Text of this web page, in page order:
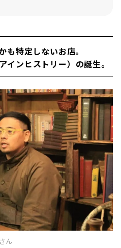
it your self
ハウス」
も特定しないお店。
ンヒストリー）の誕生。
ん